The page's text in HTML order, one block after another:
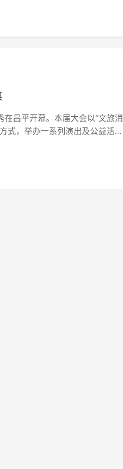
昌平开幕。本届大会以“文旅消
式，举办一系列演出及公益活